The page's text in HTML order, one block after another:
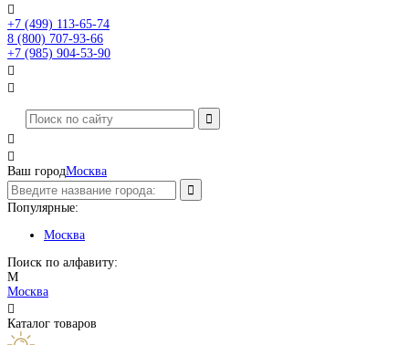

+7 (499) 113-65-74
8 (800) 707-93-66
+7 (985) 904-53-90




Ваш городМосква
Популярные:
Москва
Поиск по алфавиту:
М
Москва

Каталог товаров